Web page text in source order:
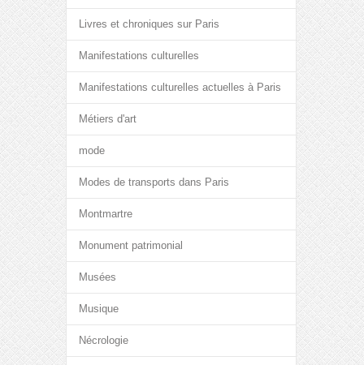
Livres et chroniques sur Paris
Manifestations culturelles
Manifestations culturelles actuelles à Paris
Métiers d'art
mode
Modes de transports dans Paris
Montmartre
Monument patrimonial
Musées
Musique
Nécrologie